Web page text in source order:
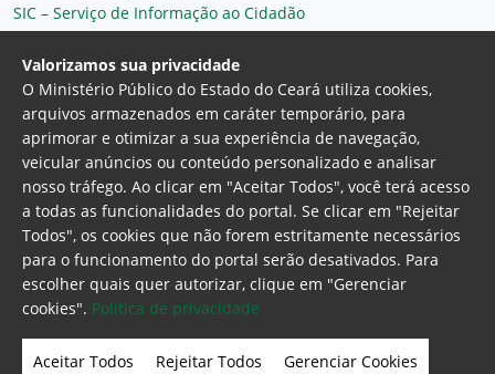
SIC – Serviço de Informação ao Cidadão
Plantão MP do Ceará
Secretaria Geral
Ministério Público do Estado do Ceará
Procuradoria Geral de Justiça Av. Gen. Afonso
Albuquerque Lima, 130 - Cambeba - CEP:
60.822-325 - Fortaleza, Ceará. Brasil
Home Page Intranet Webmail Office 365
Valorizamos sua privacidade
O Ministério Público do Estado do Ceará utiliza cookies,
arquivos armazenados em caráter temporário, para
aprimorar e otimizar a sua experiência de navegação,
veicular anúncios ou conteúdo personalizado e analisar
nosso tráfego. Ao clicar em "Aceitar Todos", você terá acesso
a todas as funcionalidades do portal. Se clicar em "Rejeitar
Todos", os cookies que não forem estritamente necessários
para o funcionamento do portal serão desativados. Para
escolher quais quer autorizar, clique em "Gerenciar
cookies". Politica de privacidade
Aceitar Todos Rejeitar Todos Gerenciar Cookies